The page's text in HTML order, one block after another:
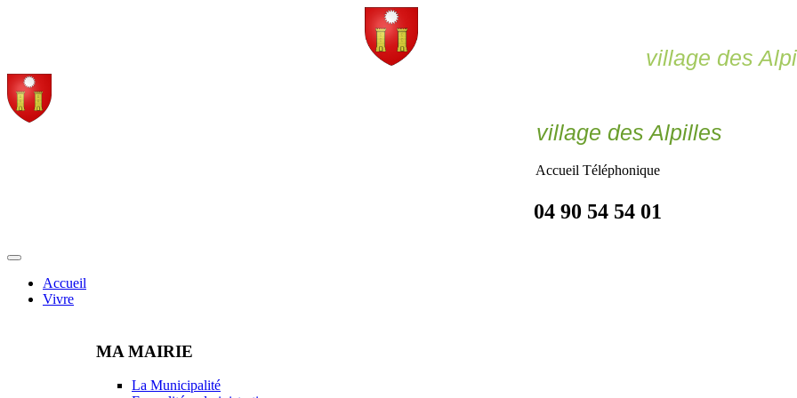
village des
village des Alpilles
Accueil Téléphonique
04 90 54 54 01
Accueil
Vivre
MA MAIRIE
La Municipalité